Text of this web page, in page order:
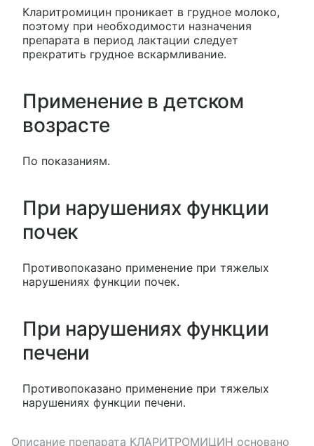
Кларитромицин проникает в грудное молоко,
поэтому при необходимости назначения
препарата в период лактации следует
прекратить грудное вскармливание.
Применение в детском
возрасте
По показаниям.
При нарушениях функции
почек
Противопоказано применение при тяжелых
нарушениях функции почек.
При нарушениях функции
печени
Противопоказано применение при тяжелых
нарушениях функции печени.
Описание препарата КЛАРИТРОМИЦИН основано